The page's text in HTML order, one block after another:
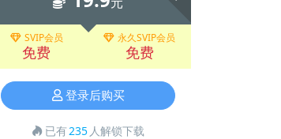
SVIP会员
免费
永久SVIP会员
免费
登录后购买
已有235 人解锁下载